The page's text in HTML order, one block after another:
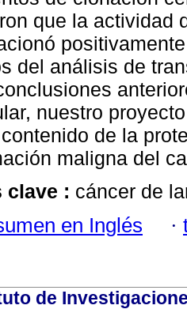
que la actividad
del análisis de
nuestro
de la
maligna del
clave : cáncer de
en Inglés ·
de